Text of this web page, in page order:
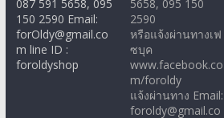
087 591 5658, 095
150 2590 Email:
forOldy@gmail.co
m line ID :
foroldyshop
5658, 095 150
2590
หรือแจ้งผ่านทางเฟ
ซบุค
www.facebook.co
m/foroldy
แจ้งผ่านทาง Email:
foroldy@gmail.co